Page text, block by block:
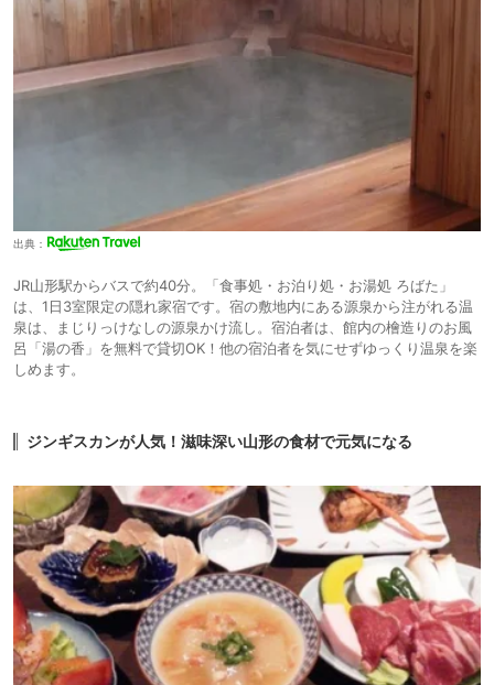
出典：
JR山形駅からバスで約40分。「食事処・お泊り処・お湯処 ろばた」
は、1日3室限定の隠れ家宿です。宿の敷地内にある源泉から注がれる温
泉は、まじりっけなしの源泉かけ流し。宿泊者は、館内の檜造りのお風
呂「湯の香」を無料で貸切OK！他の宿泊者を気にせずゆっくり温泉を楽
しめます。
ジンギスカンが人気！滋味深い山形の食材で元気になる